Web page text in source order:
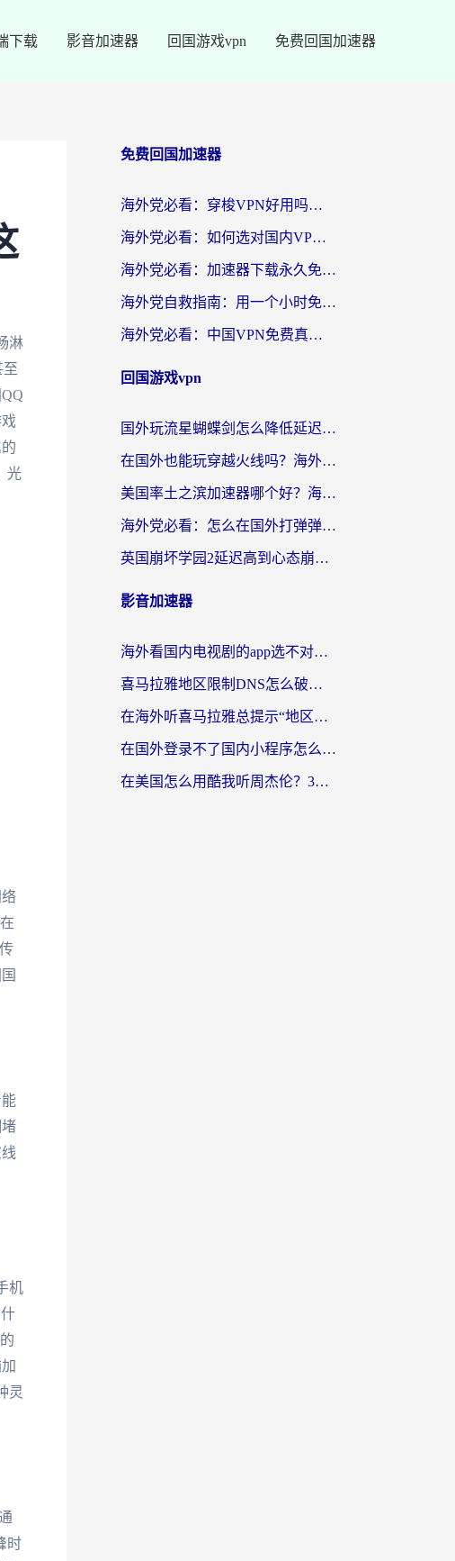
下载 影音加速器 回国游戏vpn 免费回国加速器
淋
至
光
机
灵
时
免费回国加速器
海外党必看：穿梭VPN好用吗？和云帆VPN对比哪个回国效果更好？附真实测评+避坑指南
海外党必看：如何选对国内VPN，实现无缝访问国内资源？
海外党必看：加速器下载永久免费版真的存在吗？教你无缝访问国内资源的正确姿势
海外党自救指南：用一个小时免费加速器，轻松打破国内资源访问壁垒？
海外党必看：中国VPN免费真的靠谱吗？手把手教你选对回国加速器
回国游戏vpn
国外玩流星蝴蝶剑怎么降低延迟？海外党必看的加速秘籍（含欧洲鸣潮&彩虹岛优化攻略）
在国外也能玩穿越火线吗？海外玩家国服游戏畅玩终极指南
美国率土之滨加速器哪个好？海外党国服游戏畅玩终极指南（附多游戏解决方案）
海外党必看：怎么在国外打弹弹堂不卡？番茄加速器亲测指南
英国崩坏学园2延迟高到心态崩？海外党国服游戏加速终极指南
影音加速器
海外看国内电视剧的app选不对？这份回国加速器避坑指南帮你流畅追剧
喜马拉雅地区限制DNS怎么破？海外党听国内音乐听书的终极解决方案
在海外听喜马拉雅总提示“地区限制”？3步轻松解除+听国内音乐全攻略
在国外登录不了国内小程序怎么办？选对回国加速器，轻松解锁国内资源
在美国怎么用酷我听周杰伦？3步搞定海外听歌难题